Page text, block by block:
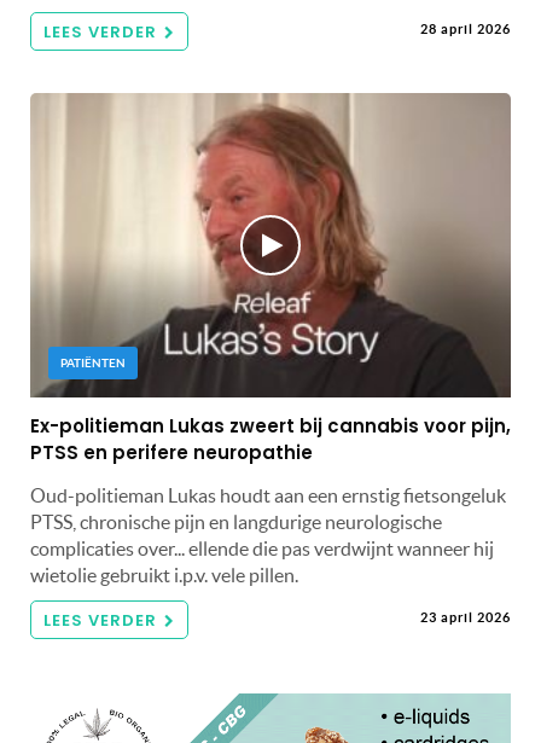
LEES VERDER 28 april 2026
PATIËNTEN
Ex-politieman Lukas zweert bij cannabis voor pijn,
PTSS en perifere neuropathie
Oud-politieman Lukas houdt aan een ernstig fietsongeluk
PTSS, chronische pijn en langdurige neurologische
complicaties over... ellende die pas verdwijnt wanneer hij
wietolie gebruikt i.p.v. vele pillen.
LEES VERDER 23 april 2026